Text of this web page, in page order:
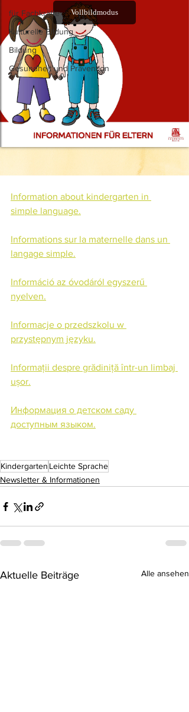
für Fachkräfte
Kulturelle Bildung
Bildung
Gesundheit und Prävention
Information about kindergarten in
simple language.
Informations sur la maternelle dans un
langage simple.
Információ az óvodáról egyszerű
nyelven.
Informacje o przedszkolu w
przystępnym języku.
Informații despre grădiniță într-un limbaj
ușor.
Информация о детском саду
доступным языком.
Kindergarten Leichte Sprache
Newsletter & Informationen
Aktuelle Beiträge Alle ansehen